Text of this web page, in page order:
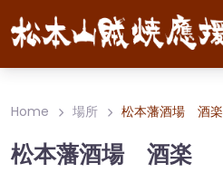
Home 場所 松本藩酒場 酒楽
松本藩酒場 酒楽